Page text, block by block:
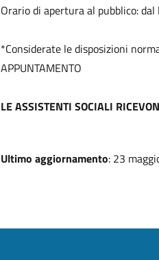
Orario di apertura al pubblico:
*Considerate le disposizioni
APPUNTAMENTO
LE ASSISTENTI SOCIALI
Ultimo aggiornamento: 23